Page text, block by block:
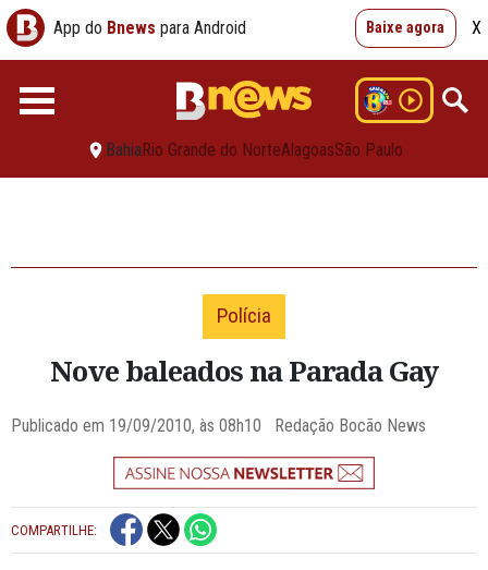
App do Bnews para Android Baixe agora X
BahiaRio Grande do NorteAlagoasSão Paulo
Polícia
Nove baleados na Parada Gay
Publicado em 19/09/2010, às 08h10 Redação Bocão News
COMPARTILHE: